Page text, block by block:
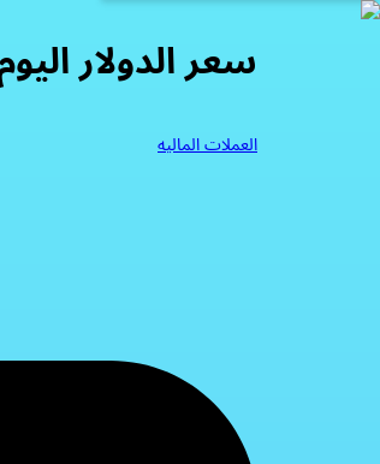
سعر الدولار اليوم
العملات الماليه